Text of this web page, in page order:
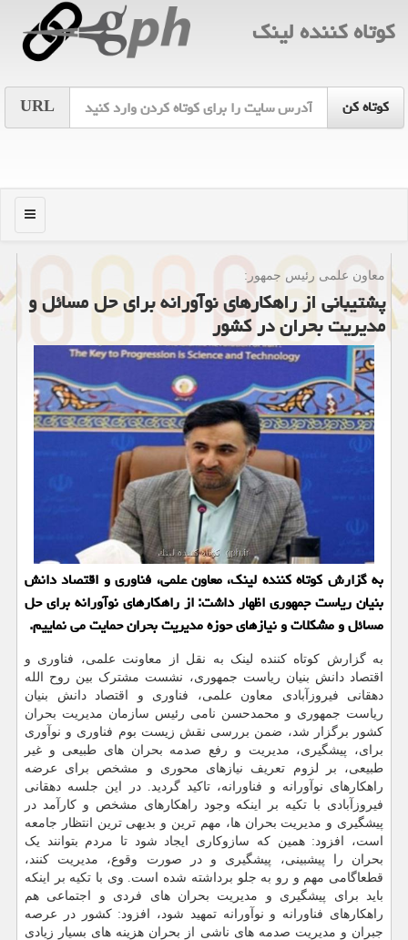
كوتاه كننده لینك
URL
منو
معاون علمی رئیس جمهور:
پشتیبانی از راهکارهای نوآورانه برای حل مسائل و
مدیریت بحران در کشور
به گزارش کوتاه کننده لینک، معاون علمی، فناوری و اقتصاد دانش
بنیان ریاست جمهوری اظهار داشت: از راهکارهای نوآورانه برای حل
مسائل و مشکلات و نیازهای حوزه مدیریت بحران حمایت می نماییم.
به گزارش کوتاه کننده لینک به نقل از معاونت علمی، فناوری و
اقتصاد دانش بنیان ریاست جمهوری، نشست مشترک بین روح الله
دهقانی فیروزآبادی معاون علمی، فناوری و اقتصاد دانش بنیان
ریاست جمهوری و محمدحسن نامی رئیس سازمان مدیریت بحران
کشور برگزار شد، ضمن بررسی نقش زیست بوم فناوری و نوآوری
برای، پیشگیری، مدیریت و رفع صدمه بحران های طبیعی و غیر
طبیعی، بر لزوم تعریف نیازهای محوری و مشخص برای عرضه
راهکارهای نوآورانه و فناورانه، تاکید گردید. در این جلسه دهقانی
فیروزآبادی با تکیه بر اینکه وجود راهکارهای مشخص و کارآمد در
پیشگیری و مدیریت بحران ها، مهم ترین و بدیهی ترین انتظار جامعه
است، افزود: همین که سازوکاری ایجاد شود تا مردم بتوانند یک
بحران را پیشبینی، پیشگیری و در صورت وقوع، مدیریت کنند،
قطعاگامی مهم و رو به جلو برداشته شده است. وی با تکیه بر اینکه
باید برای پیشگیری و مدیریت بحران های فردی و اجتماعی هم
راهکارهای فناورانه و نوآورانه تمهید شود، افزود: کشور در عرصه
جبران و مدیریت صدمه های ناشی از بحران هزینه های بسیار زیادی